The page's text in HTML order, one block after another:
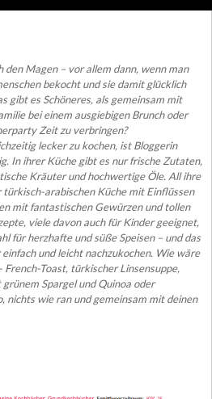
den Magen – vor allem dann, wenn man
bekocht und sie damit glücklich
gibt es Schöneres, als gemeinsam mit
bei einem ausgiebigen Brunch oder
Zeit zu verbringen?
lecker zu kochen, ist Bloggerin
In ihrer Küche gibt es nur frische Zutaten,
Kräuter und hochwertige Öle. All ihre
arabischen Küche mit Einflüssen
mit fantastischen Gewürzen und tollen
viele davon auch für Kinder geeignet,
für herzhafte und süße Speisen – und das
und leicht nachzukochen. Wie wäre
Toast, türkischer Linsensuppe,
Spargel und Quinoa oder
nichts wie ran und gemeinsam mit deinen